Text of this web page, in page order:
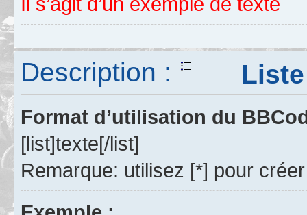
Description : Liste
Format d’utilisation du
[list]texte[/list]
Remarque: utilisez [*] pour